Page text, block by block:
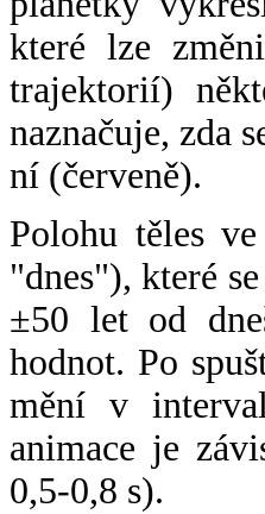
které lze
trajektorií)
naznačuje, zda
ní (červeně).
Polohu těles
"dnes"), které
±50 let od
hodnot. Po
mění v
animace je
0,5-0,8 s).